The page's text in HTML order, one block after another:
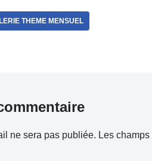
THEME MENSUEL
ne sera pas publiée. Les